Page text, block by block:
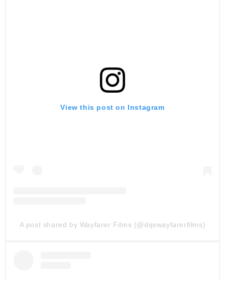
View this post on Instagram
A post shared by Wayfarer Films (@dqswayfarerfilms)